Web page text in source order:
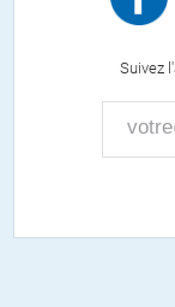
nationale
Cameroun
protéger les
Cameroun:
Suivez